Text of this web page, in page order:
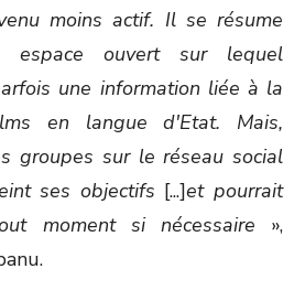
moins actif. Il se résume
espace ouvert sur lequel
une information liée à la
en langue d'Etat. Mais,
groupes sur le réseau social
ses objectifs [...]et pourrait
moment si nécessaire »,